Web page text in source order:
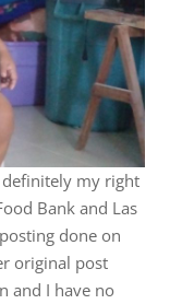
my right
Bank and Las
done on
original post
and I have no